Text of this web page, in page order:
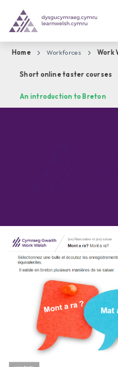
Home Workforces Work
Short online taster courses
An introduction to Breton